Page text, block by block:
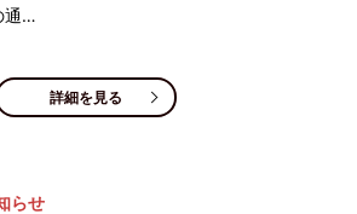
通…
詳細を見る
らせ